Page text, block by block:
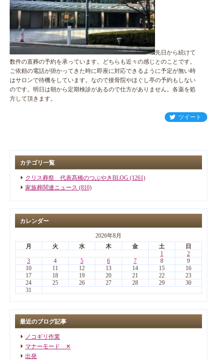
先日から続けて
数件の直葬の予約を承っています。どちらも近々の感じとのことです。
ご依頼の電話が掛かってきた時に即座に対応できるように予定が無い時
はサロンで待機をしています。なので接骨院やほぐし亭の予約もしない
のです。明日は朝から定期検診があるので仕方がありません。各薬を処
方して頂きます。
ツイート
カテゴリ一覧
クリス葬祭 代表髙橋のつぶやきBLOG (1261)
家族葬関連ニュース (810)
カレンダー
2026年8月
月
火 水 木 金 土
日
1
2
3
4 5 6 7 8
9
10
11 12 13 14 15
16
17
18 19 20 21 22
23
24
25 26 27 28 29
30
31
最近のブログ記事
ノコギリ作業
マナーモード ✕
出発